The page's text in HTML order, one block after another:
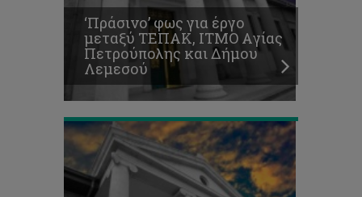
‘Πράσινο’ φως για έργο
μεταξύ ΤΕΠΑΚ, ΙΤΜΟ Aγίας
Πετρούπολης και Δήμου
Λεμεσού
για
το
Τεχνολογικό
Οι
διακρίσεις
συνεχίζονται
Εδώ